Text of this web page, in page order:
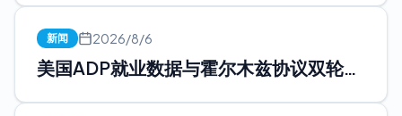
新闻 2026/8/6
美国ADP就业数据与霍尔木兹协议双轮驱